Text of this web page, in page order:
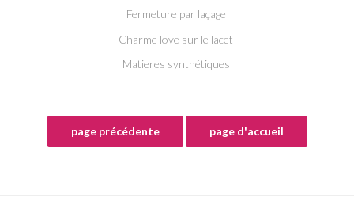
Fermeture par laçage
Charme love sur le lacet
Matieres synthétiques